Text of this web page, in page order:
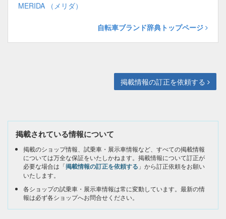
MERIDA （メリダ）
自転車ブランド辞典トップページ
掲載情報の訂正を依頼する
掲載されている情報について
掲載のショップ情報、試乗車・展示車情報など、すべての掲載情報
については万全な保証をいたしかねます。掲載情報について訂正が
必要な場合は「掲載情報の訂正を依頼する 」から訂正依頼をお願い
いたします。
各ショップの試乗車・展示車情報は常に変動しています。最新の情
報は必ず各ショップへお問合せください。